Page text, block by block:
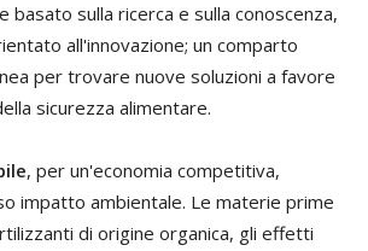
sulla ricerca e sulla conoscenza,
all'innovazione; un comparto
per trovare nuove soluzioni a favore
sicurezza alimentare.
, per un'economia competitiva,
impatto ambientale. Le materie prime
di origine organica, gli effetti